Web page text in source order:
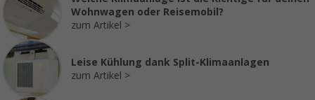
Wohnwagen oder Reisemobil?
zum Artikel
Leise Kühlung dank Split-Klimaanlagen
zum Artikel